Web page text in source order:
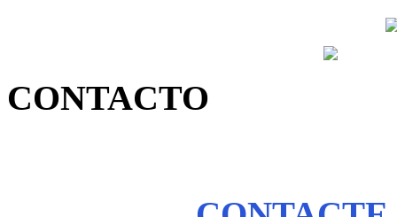
CONTACTO